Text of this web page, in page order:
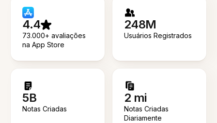
4.4
73.000+ avaliações
na App Store
248M
Usuários Registrados
5B
Notas Criadas
2 mi
Notas Criadas
Diariamente